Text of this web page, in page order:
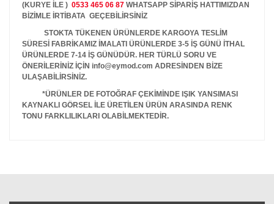
(KURYE İLE ) 0533 465 06 87 WHATSAPP SİPARİŞ HATTIMIZDAN
BİZİMLE İRTİBATA GEÇEBİLİRSİNİZ
STOKTA TÜKENEN ÜRÜNLERDE KARGOYA TESLİM
SÜRESİ FABRİKAMIZ İMALATI ÜRÜNLERDE 3-5 İŞ GÜNÜ İTHAL
ÜRÜNLERDE 7-14 İŞ GÜNÜDÜR. HER TÜRLÜ SORU VE
ÖNERİLERİNİZ İÇİN info@eymod.com ADRESİNDEN BİZE
ULAŞABİLİRSİNİZ.
*ÜRÜNLER DE FOTOĞRAF ÇEKİMİNDE IŞIK YANSIMASI
KAYNAKLI GÖRSEL İLE ÜRETİLEN ÜRÜN ARASINDA RENK
TONU FARKLILIKLARI OLABİLMEKTEDİR.